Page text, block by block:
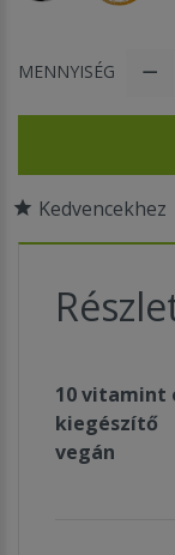
MENNYISÉG
Kedvencekhez
10 vitamint
kiegészítő
vegán